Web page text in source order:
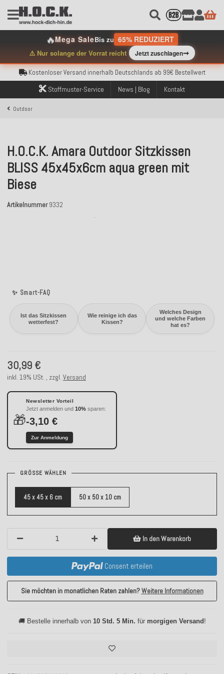
🔥Mega SaleBis zu 65% REDUZIERT
⚠️ Nur solange der Vorrat reicht Jetzt zuschlagen➞
Kostenloser Versand innerhalb Deutschlands ab 99€ Bestellwert
Über 120.000 erfolgreich versendete Bestellungen
Sicher bezahlen mit Klarna, PayPal & Amazon Pay
Kostenloser Versand innerhalb Deutschlands ab 99€ Bestellwert
Über 120.000 erfolgreich versendete Bestellungen
Sicher bezahlen mit Klarna, PayPal & Amazon Pay
Kostenloser Versand innerhalb Deutschlands ab 99€ Bestellwert
Stoffmuster-Service News | Blog Kontakt
Outdoor
✨ Smart-FAQ
Ist das Sitzkissen
wetterfest?
Wie reinige ich das
Kissen?
Welches Design
und welche Farben
hat es?
H.O.C.K. Amara Outdoor Sitzkissen
BLISS 45x45x6cm aqua green mit
Biese
Artikelnummer 9332
30,99 €
inkl. 19% USt. , zzgl. Versand
🎁
Newsletter Vorteil
Jetzt anmelden und 10% sparen:
-3,10 €
Zur Anmeldung
GRÖSSE WÄHLEN
45 x 45 x 6 cm 50 x 50 x 10 cm
In den Warenkorb
Consent erteilen
Sie möchten in monatlichen Raten zahlen?Weitere Informationen
🚚 Bestelle innerhalb von 10 Std. 5 Min. für morgigen Versand!